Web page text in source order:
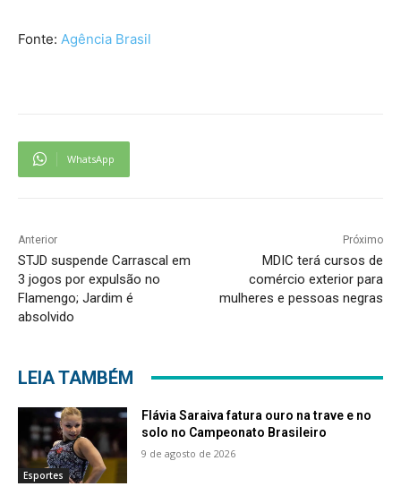
Fonte: Agência Brasil
WhatsApp
Anterior
STJD suspende Carrascal em
3 jogos por expulsão no
Flamengo; Jardim é
absolvido
Próximo
MDIC terá cursos de
comércio exterior para
mulheres e pessoas negras
LEIA TAMBÉM
Esportes
Flávia Saraiva fatura ouro na trave e no
solo no Campeonato Brasileiro
9 de agosto de 2026